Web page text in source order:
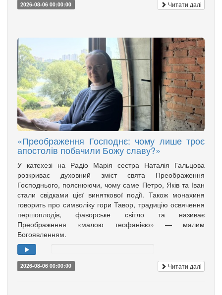
2026-08-06 00:00:00 Читати далі
«Преображення Господнє: чому лише троє
апостолів побачили Божу славу?»
У катехезі на Радіо Марія сестра Наталія Гальцова
розкриває духовний зміст свята Преображення
Господнього, пояснюючи, чому саме Петро, Яків та Іван
стали свідками цієї виняткової події. Також монахиня
говорить про символіку гори Тавор, традицію освячення
першоплодів, фаворське світло та називає
Преображення «малою теофанією» — малим
Богоявленням.
2026-08-06 00:00:00 Читати далі